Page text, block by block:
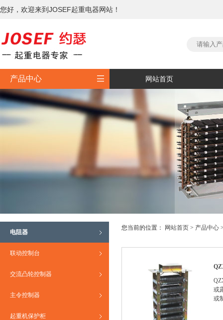
您好，欢迎来到JOSEF起重电器网站！
产品中心  网站首页
电阻器
联动控制台
交流凸轮控制器
主令控制器
起重机保护柜
您当前的位置： 网站首页 > 产品中心
或
或